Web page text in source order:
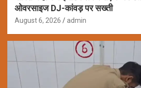
ओवरसाइज DJ-कांवड़ पर सख्ती
August 6, 2026 admin